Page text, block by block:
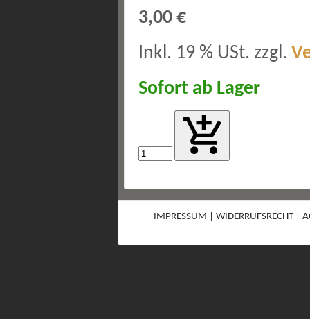
3,00 €
Inkl. 19 % USt. zzgl.
Sofort ab Lager
IMPRESSUM WIDERRUFSRECHT|